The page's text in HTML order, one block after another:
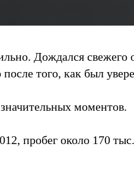
Дождался свежего
того, как был
моментов.
пробег около 170